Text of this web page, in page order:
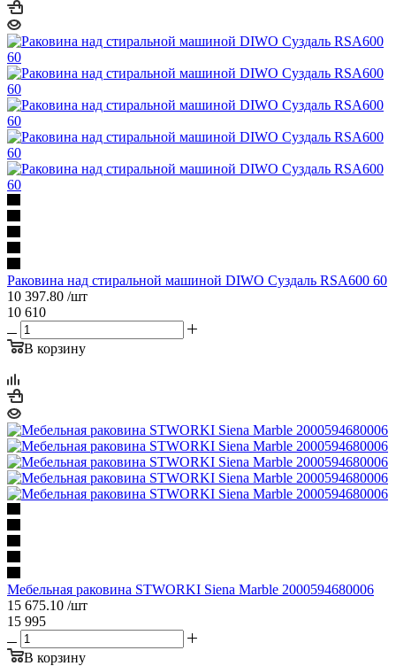
Раковина над стиральной машиной DIWO Суздаль RSA600 60
10 397.80 /шт
10 610
В корзину
Мебельная раковина STWORKI Siena Marble 2000594680006
15 675.10 /шт
15 995
В корзину